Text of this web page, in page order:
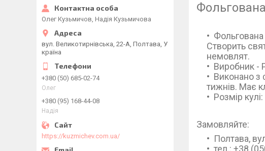
Створить
немовлят.
Виробник -
Виконано з
тижнів. Має
Розмір
Замовляйте:
Полтава,
тел.: +38
Олег Кузьмичов, Надія Кузьмичова
вул. Великотирнівська, 22-А, Полтава, У
країна
+380 (50) 685-02-74
Олег
+380 (95) 168-44-08
Надія
https://kuzmichev.com.ua/